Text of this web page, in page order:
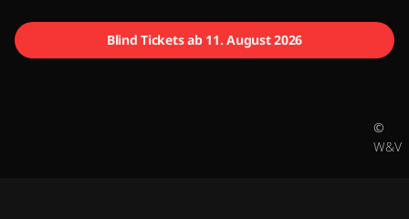
Blind Tickets ab 11. August 2026
©
W&V